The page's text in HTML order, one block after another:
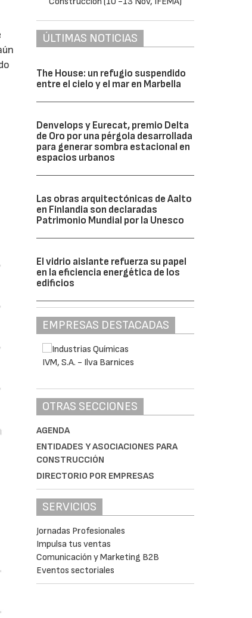
ÚLTIMAS NOTICIAS
The House: un refugio suspendido
entre el cielo y el mar en Marbella
Denvelops y Eurecat, premio Delta
de Oro por una pérgola desarrollada
para generar sombra estacional en
espacios urbanos
Las obras arquitectónicas de Aalto
en Finlandia son declaradas
Patrimonio Mundial por la Unesco
El vidrio aislante refuerza su papel
en la eficiencia energética de los
edificios
EMPRESAS DESTACADAS
OTRAS SECCIONES
AGENDA
ENTIDADES Y ASOCIACIONES PARA
CONSTRUCCIÓN
DIRECTORIO POR EMPRESAS
SERVICIOS
Jornadas Profesionales
Impulsa tus ventas
Comunicación y Marketing B2B
Eventos sectoriales